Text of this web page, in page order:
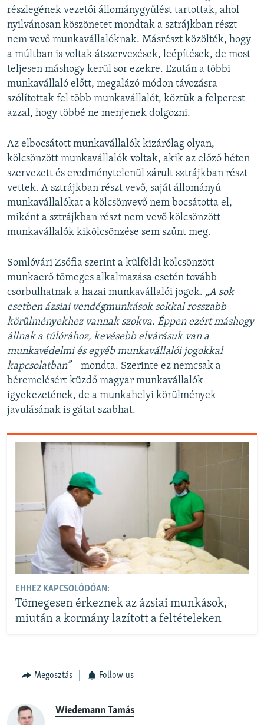
részlegének vezetői állománygyűlést tartottak, ahol
nyilvánosan köszönetet mondtak a sztrájkban részt
nem vevő munkavállalóknak. Másrészt közölték, hogy
a múltban is voltak átszervezések, leépítések, de most
teljesen máshogy kerül sor ezekre. Ezután a többi
munkavállaló előtt, megalázó módon távozásra
szólítottak fel több munkavállalót, köztük a felperest
azzal, hogy többé ne menjenek dolgozni.
Az elbocsátott munkavállalók kizárólag olyan,
kölcsönzött munkavállalók voltak, akik az előző héten
szervezett és eredménytelenül zárult sztrájkban részt
vettek. A sztrájkban részt vevő, saját állományú
munkavállalókat a kölcsönvevő nem bocsátotta el,
miként a sztrájkban részt nem vevő kölcsönzött
munkavállalók kikölcsönzése sem szűnt meg.
Somlóvári Zsófia szerint a külföldi kölcsönzött
munkaerő tömeges alkalmazása esetén tovább
csorbulhatnak a hazai munkavállalói jogok. „A sok
esetben ázsiai vendégmunkások sokkal rosszabb
körülményekhez vannak szokva. Éppen ezért máshogy
állnak a túlórához, kevésebb elvárásuk van a
munkavédelmi és egyéb munkavállalói jogokkal
kapcsolatban”– mondta. Szerinte ez nemcsak a
béremelésért küzdő magyar munkavállalók
igyekezetének, de a munkahelyi körülmények
javulásának is gátat szabhat.
EHHEZ KAPCSOLÓDÓAN:
Tömegesen érkeznek az ázsiai munkások,
miután a kormány lazított a feltételeken
Megosztás Follow us
Wiedemann Tamás